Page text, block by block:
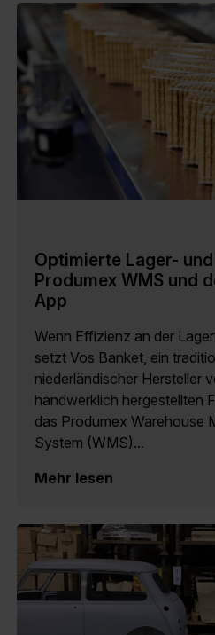
Optimierte Lager-
Produmex WMS und
App
Wenn Effizienz an der
setzt Vos Banket, ein
niederländischer Hersteller
handwerklich hergestellten
das Produmex Warehouse
System (WMS)...
Mehr lesen